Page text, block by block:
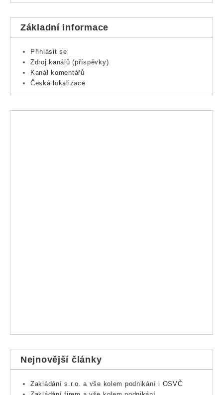
Základní informace
Přihlásit se
Zdroj kanálů (příspěvky)
Kanál komentářů
Česká lokalizace
Nejnovější články
Zakládání s.r.o. a vše kolem podnikání i OSVČ